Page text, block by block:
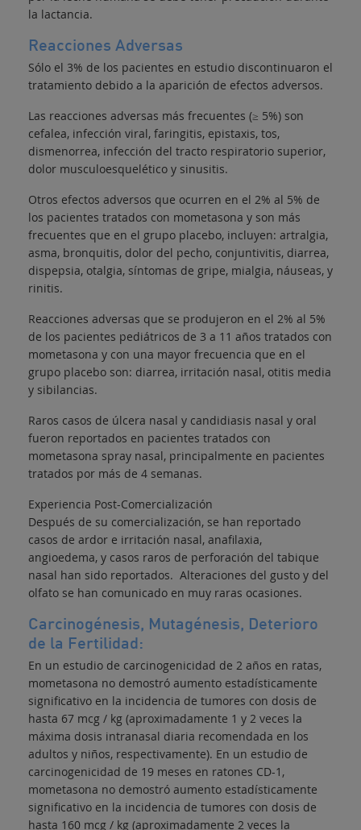
la lactancia.
Reacciones Adversas
Sólo el 3% de los pacientes en estudio discontinuaron el
tratamiento debido a la aparición de efectos adversos.
Las reacciones adversas más frecuentes (≥ 5%) son
cefalea, infección viral, faringitis, epistaxis, tos,
dismenorrea, infección del tracto respiratorio superior,
dolor musculoesquelético y sinusitis.
Otros efectos adversos que ocurren en el 2% al 5% de
los pacientes tratados con mometasona y son más
frecuentes que en el grupo placebo, incluyen: artralgia,
asma, bronquitis, dolor del pecho, conjuntivitis, diarrea,
dispepsia, otalgia, síntomas de gripe, mialgia, náuseas, y
rinitis.
Reacciones adversas que se produjeron en el 2% al 5%
de los pacientes pediátricos de 3 a 11 años tratados con
mometasona y con una mayor frecuencia que en el
grupo placebo son: diarrea, irritación nasal, otitis media
y sibilancias.
Raros casos de úlcera nasal y candidiasis nasal y oral
fueron reportados en pacientes tratados con
mometasona spray nasal, principalmente en pacientes
tratados por más de 4 semanas.
Experiencia Post-Comercialización
Después de su comercialización, se han reportado
casos de ardor e irritación nasal, anafilaxia,
angioedema, y casos raros de perforación del tabique
nasal han sido reportados. Alteraciones del gusto y del
olfato se han comunicado en muy raras ocasiones.
Carcinogénesis, Mutagénesis, Deterioro
de la Fertilidad:
En un estudio de carcinogenicidad de 2 años en ratas,
mometasona no demostró aumento estadísticamente
significativo en la incidencia de tumores con dosis de
hasta 67 mcg / kg (aproximadamente 1 y 2 veces la
máxima dosis intranasal diaria recomendada en los
adultos y niños, respectivamente). En un estudio de
carcinogenicidad de 19 meses en ratones CD-1,
mometasona no demostró aumento estadísticamente
significativo en la incidencia de tumores con dosis de
hasta 160 mcg / kg (aproximadamente 2 veces la